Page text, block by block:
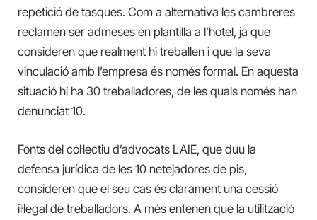
repetició de tasques. Com a alternativa les cambreres
reclamen ser admeses en plantilla a l’hotel, ja que
consideren que realment hi treballen i que la seva
vinculació amb l’empresa és només formal. En aquesta
situació hi ha 30 treballadores, de les quals només han
denunciat 10.
Fonts del col·lectiu d’advocats LAIE, que duu la
defensa jurídica de les 10 netejadores de pis,
consideren que el seu cas és clarament una cessió
il·legal de treballadors. A més entenen que la utilització